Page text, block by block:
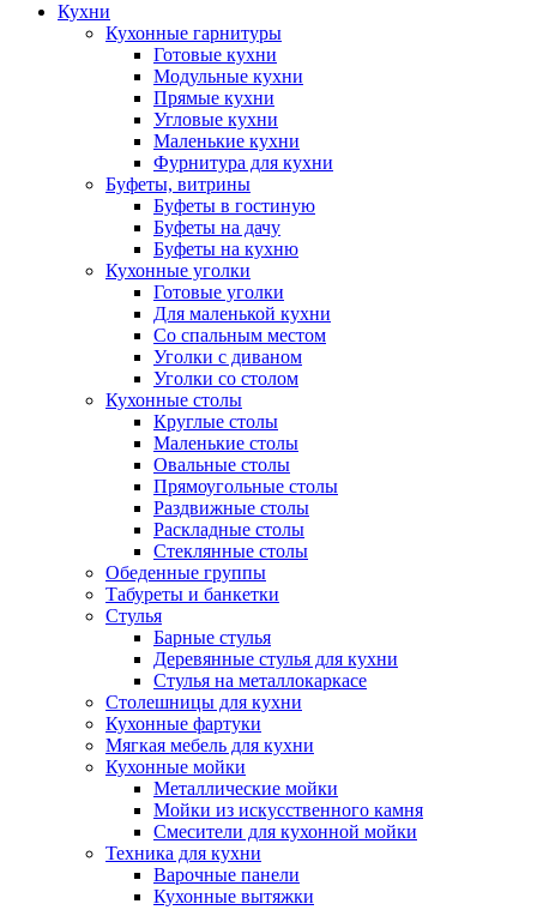
Кухни
Кухонные гарнитуры
Готовые кухни
Модульные кухни
Прямые кухни
Угловые кухни
Маленькие кухни
Фурнитура для кухни
Буфеты, витрины
Буфеты в гостиную
Буфеты на дачу
Буфеты на кухню
Кухонные уголки
Готовые уголки
Для маленькой кухни
Со спальным местом
Уголки с диваном
Уголки со столом
Кухонные столы
Круглые столы
Маленькие столы
Овальные столы
Прямоугольные столы
Раздвижные столы
Раскладные столы
Стеклянные столы
Обеденные группы
Табуреты и банкетки
Стулья
Барные стулья
Деревянные стулья для кухни
Стулья на металлокаркасе
Столешницы для кухни
Кухонные фартуки
Мягкая мебель для кухни
Кухонные мойки
Металлические мойки
Мойки из искусственного камня
Смесители для кухонной мойки
Техника для кухни
Варочные панели
Кухонные вытяжки